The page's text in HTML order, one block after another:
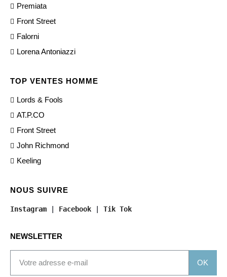
Premiata
Front Street
Falorni
Lorena Antoniazzi
TOP VENTES HOMME
Lords & Fools
AT.P.CO
Front Street
John Richmond
Keeling
NOUS SUIVRE
Instagram | Facebook | Tik Tok
NEWSLETTER
OK